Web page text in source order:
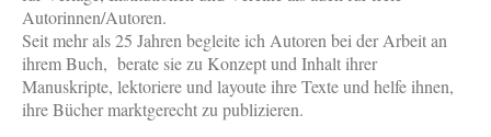
Autorinnen/Autoren.
Seit mehr als 25 Jahren begleite ich Autoren bei der Arbeit an
ihrem Buch, berate sie zu Konzept und Inhalt ihrer
Manuskripte, lektoriere und layoute ihre Texte und helfe ihnen,
ihre Bücher marktgerecht zu publizieren.